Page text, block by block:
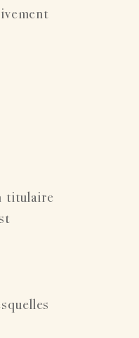
titulaire